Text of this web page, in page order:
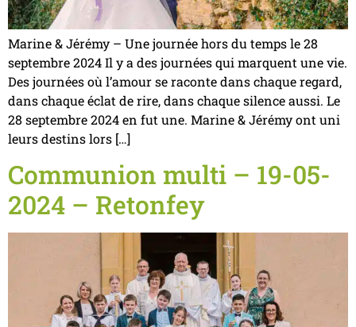
Marine & Jérémy – Une journée hors du temps le 28
septembre 2024 Il y a des journées qui marquent une vie.
Des journées où l’amour se raconte dans chaque regard,
dans chaque éclat de rire, dans chaque silence aussi. Le
28 septembre 2024 en fut une. Marine & Jérémy ont uni
leurs destins lors […]
Communion multi – 19-05-
2024 – Retonfey